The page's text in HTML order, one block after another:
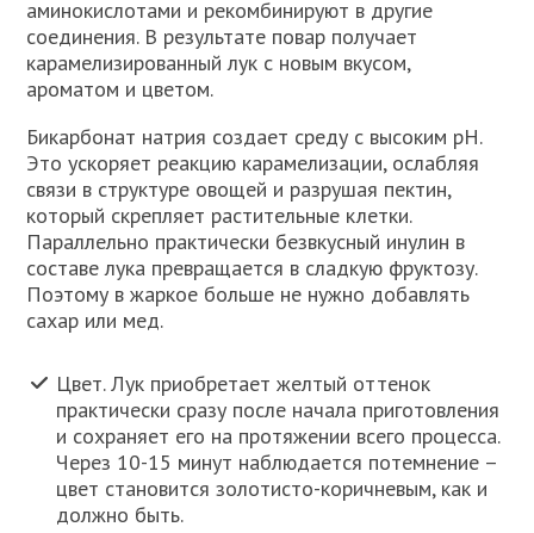
аминокислотами и рекомбинируют в другие
соединения. В результате повар получает
карамелизированный лук с новым вкусом,
ароматом и цветом.
Бикарбонат натрия создает среду с высоким pH.
Это ускоряет реакцию карамелизации, ослабляя
связи в структуре овощей и разрушая пектин,
который скрепляет растительные клетки.
Параллельно практически безвкусный инулин в
составе лука превращается в сладкую фруктозу.
Поэтому в жаркое больше не нужно добавлять
сахар или мед.
Цвет. Лук приобретает желтый оттенок
практически сразу после начала приготовления
и сохраняет его на протяжении всего процесса.
Через 10-15 минут наблюдается потемнение –
цвет становится золотисто-коричневым, как и
должно быть.